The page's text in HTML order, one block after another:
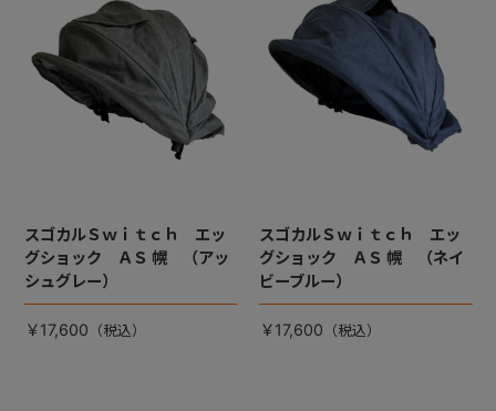
スゴカルＳｗｉｔｃｈ エッ
グショック ＡＳ 幌 （アッ
シュグレー）
￥17,600
スゴカルＳｗｉｔｃｈ エッ
グショック ＡＳ 幌 （ネイ
ビーブルー）
￥17,600